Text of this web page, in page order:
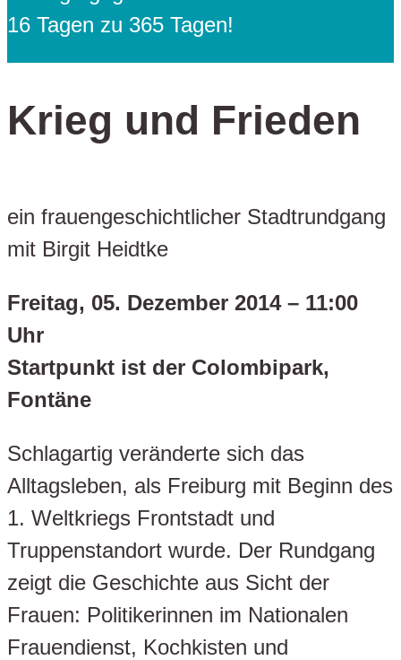
16 Tagen zu 365 Tagen!
Krieg und Frieden
ein frauengeschichtlicher Stadtrundgang
mit Birgit Heidtke
Freitag, 05. Dezember 2014 – 11:00
Uhr
Startpunkt ist der Colombipark,
Fontäne
Schlagartig veränderte sich das
Alltagsleben, als Freiburg mit Beginn des
1. Weltkriegs Frontstadt und
Truppenstandort wurde. Der Rundgang
zeigt die Geschichte aus Sicht der
Frauen: Politikerinnen im Nationalen
Frauendienst, Kochkisten und